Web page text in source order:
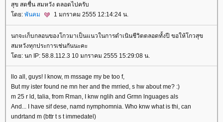
สุข สดชื่น สมหวัง ตลอดไปครับ
ดย: พันคม 1 มกราคม 2555 12:14:24 น.
นกจะเก็บกลอนของโกวมาเป็นแนวในการดำเนินชีวิตตลอดทั้งปี ขอให้โกวสุข
สมหวังทุกประการเช่นกันนะคะ
ดย: นก IP: 58.8.112.3 10 มกราคม 2555 15:29:08 น.
llo all, guys! I know, m mssage my be too f,
But my ister found ne mn her and the mrried, s hw about me? :)
m 25 r ld, talia, from Rman, I knw nglih and Grmn lnguages als
And... I have sif dese, namd nymphomnia. Who knw what is thi, can
undrtand m (bttr t s t immedatel)